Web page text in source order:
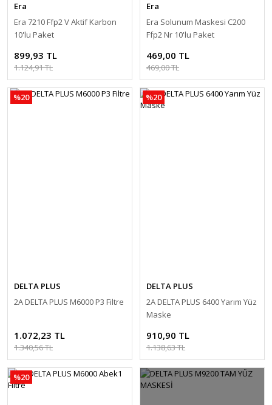
Era
Era 7210 Ffp2 V Aktif Karbon
10'lu Paket
899,93 TL
1.124,91 TL
Era
Era Solunum Maskesi C200
Ffp2 Nr 10'lu Paket
469,00 TL
469,00 TL
%20
DELTA PLUS
2A DELTA PLUS M6000 P3 Filtre
1.072,23 TL
1.340,56 TL
%20
DELTA PLUS
2A DELTA PLUS 6400 Yarım Yüz
Maske
910,90 TL
1.138,63 TL
%20